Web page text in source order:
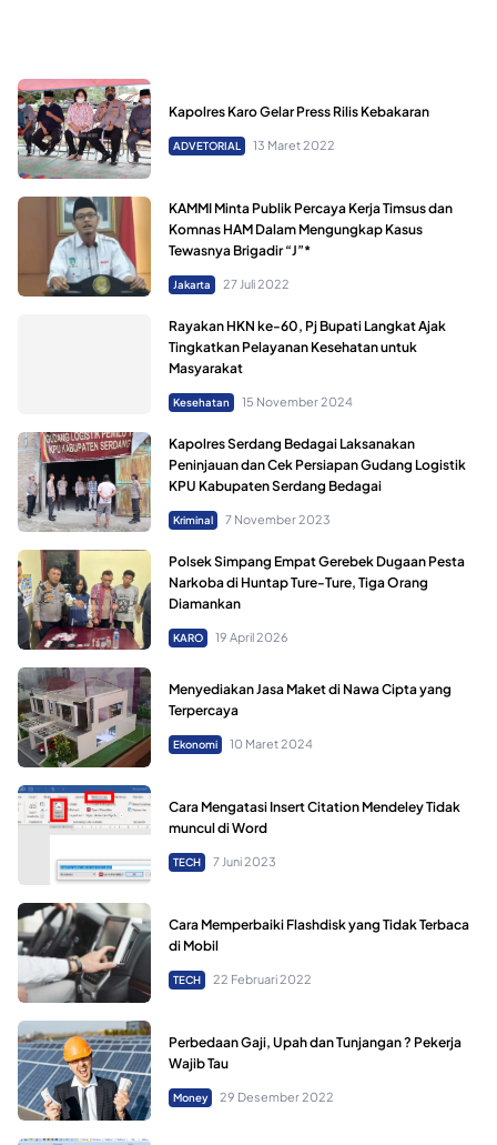
Kapolres Karo Gelar Press Rilis Kebakaran
ADVETORIAL 13 Maret 2022
KAMMI Minta Publik Percaya Kerja Timsus dan
Komnas HAM Dalam Mengungkap Kasus
Tewasnya Brigadir “J”*
Jakarta 27 Juli 2022
Rayakan HKN ke-60, Pj Bupati Langkat Ajak
Tingkatkan Pelayanan Kesehatan untuk
Masyarakat
Kesehatan 15 November 2024
Kapolres Serdang Bedagai Laksanakan
Peninjauan dan Cek Persiapan Gudang Logistik
KPU Kabupaten Serdang Bedagai
Kriminal 7 November 2023
Polsek Simpang Empat Gerebek Dugaan Pesta
Narkoba di Huntap Ture-Ture, Tiga Orang
Diamankan
KARO 19 April 2026
Menyediakan Jasa Maket di Nawa Cipta yang
Terpercaya
Ekonomi 10 Maret 2024
Cara Mengatasi Insert Citation Mendeley Tidak
muncul di Word
TECH 7 Juni 2023
Cara Memperbaiki Flashdisk yang Tidak Terbaca
di Mobil
TECH 22 Februari 2022
Perbedaan Gaji, Upah dan Tunjangan ? Pekerja
Wajib Tau
Money 29 Desember 2022